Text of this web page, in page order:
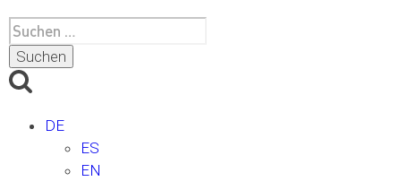
Suchen
nach:
DE
ES
EN